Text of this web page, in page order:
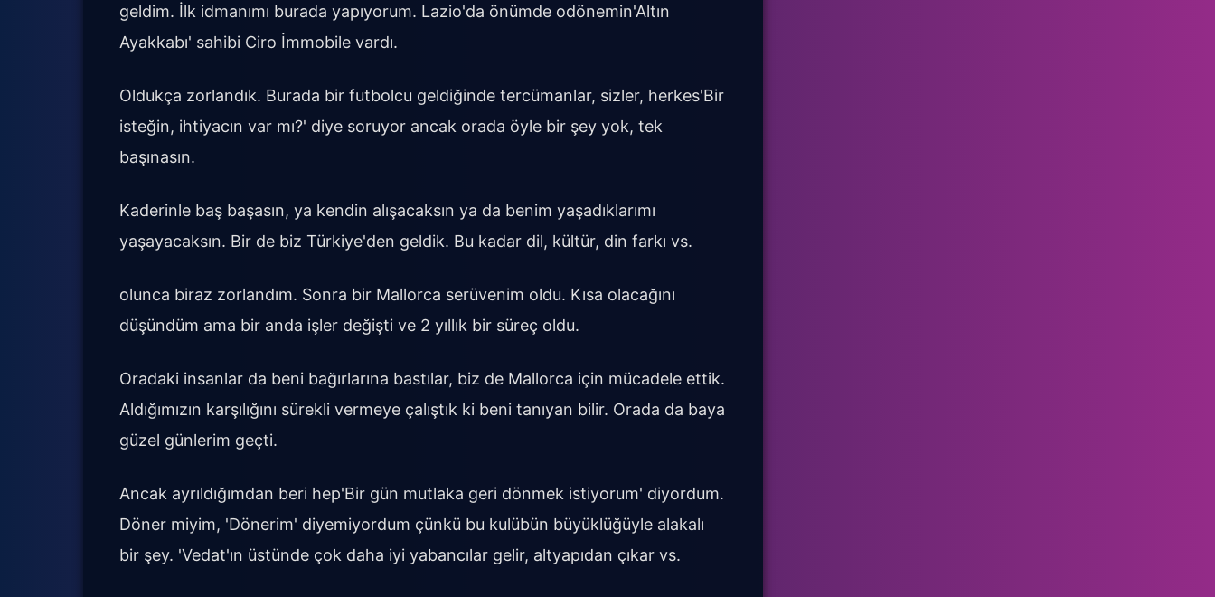
geldim. İlk idmanımı burada yapıyorum. Lazio'da önümde odönemin'Altın
Ayakkabı' sahibi Ciro İmmobile vardı.
Oldukça zorlandık. Burada bir futbolcu geldiğinde tercümanlar, sizler, herkes'Bir
isteğin, ihtiyacın var mı?' diye soruyor ancak orada öyle bir şey yok, tek
başınasın.
Kaderinle baş başasın, ya kendin alışacaksın ya da benim yaşadıklarımı
yaşayacaksın. Bir de biz Türkiye'den geldik. Bu kadar dil, kültür, din farkı vs.
olunca biraz zorlandım. Sonra bir Mallorca serüvenim oldu. Kısa olacağını
düşündüm ama bir anda işler değişti ve 2 yıllık bir süreç oldu.
Oradaki insanlar da beni bağırlarına bastılar, biz de Mallorca için mücadele ettik.
Aldığımızın karşılığını sürekli vermeye çalıştık ki beni tanıyan bilir. Orada da baya
güzel günlerim geçti.
Ancak ayrıldığımdan beri hep'Bir gün mutlaka geri dönmek istiyorum' diyordum.
Döner miyim, 'Dönerim' diyemiyordum çünkü bu kulübün büyüklüğüyle alakalı
bir şey. 'Vedat'ın üstünde çok daha iyi yabancılar gelir, altyapıdan çıkar vs.